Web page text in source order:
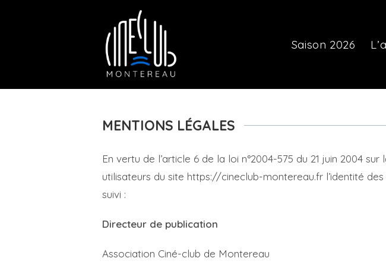
Saison 2026
MENTIONS LÉGALES
En vertu de l’article 6 de la loi n°2004-575 du 21 juin 2004
utilisateurs du site https://cineclub-montereau.fr l’identité
suivi :
Directeur de publication
Association Ciné-club de Montereau